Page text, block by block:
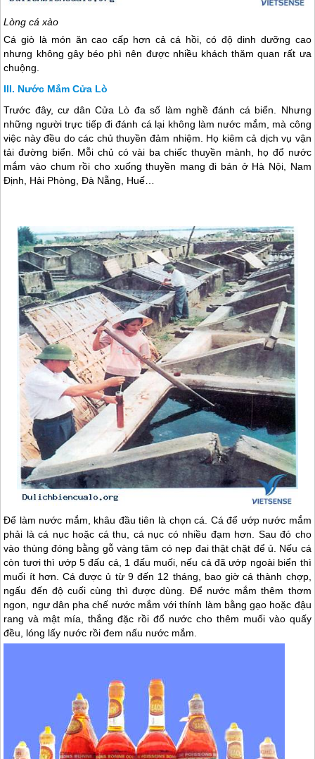
Lòng cá xào
Cá giò là món ăn cao cấp hơn cả cá hồi, có độ dinh dưỡng cao
nhưng không gây béo phì nên được nhiều khách thăm quan rất ưa
chuộng.
Nước Mắm Cửa Lò
Trước đây, cư dânCửa Lò đa số làm nghề đánh cá biển. Nhưng
những người trực tiếp đi đánh cá lại không làm nước mắm, mà công
việc này đều do các chủ thuyền đảm nhiệm. Họ kiêm cả dịch vụ vận
tải đường biển. Mỗi chủ có vài ba chiếc thuyền mành, họ đổ nước
mắm vào chum rồi cho xuống thuyền mang đi bán ở Hà Nội, Nam
Định, Hải Phòng, Đà Nẵng, Huế…
Để làm nước mắm, khâu đầu tiên là chọn cá. Cá để ướp nước mắm
phải là cá nục hoặc cá thu, cá nục có nhiều đạm hơn. Sau đó cho
vào thùng đóng bằng gỗ vàng tâm có nẹp đai thật chặt để ủ. Nếu cá
còn tươi thì ướp 5 đấu cá, 1 đấu muối, nếu cá đã ướp ngoài biển thì
muối ít hơn. Cá được ủ từ 9 đến 12 tháng, bao giờ cá thành chợp,
ngấu đến độ cuối cùng thì được dùng. Để nước mắm thêm thơm
ngon, ngư dân pha chế nước mắm với thính làm bằng gạo hoặc đậu
rang và mật mía, thắng đặc rồi đổ nước cho thêm muối vào quấy
đều, lóng lấy nước rồi đem nấu nước mắm.